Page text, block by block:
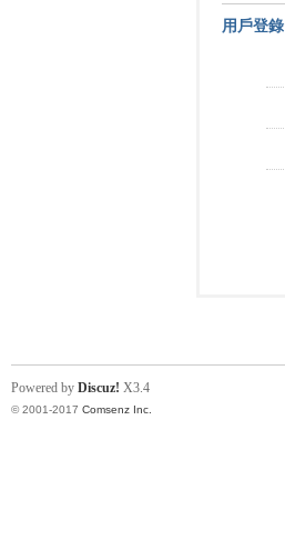
用戶登錄
Powered by Discuz! X3.4
© 2001-2017 Comsenz Inc.